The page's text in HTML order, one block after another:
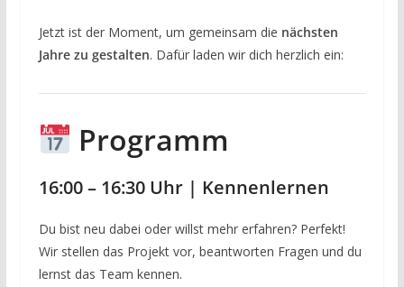
Jetzt ist der Moment, um gemeinsam die nächsten
Jahre zu gestalten. Dafür laden wir dich herzlich ein:
Programm
16:00 – 16:30 Uhr | Kennenlernen
Du bist neu dabei oder willst mehr erfahren? Perfekt!
Wir stellen das Projekt vor, beantworten Fragen und du
lernst das Team kennen.